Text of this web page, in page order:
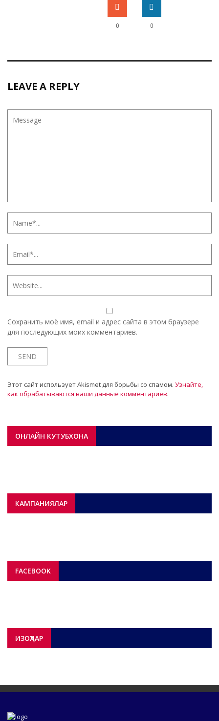
0 0
LEAVE A REPLY
Сохранить моё имя, email и адрес сайта в этом браузере
для последующих моих комментариев.
Этот сайт использует Akismet для борьбы со спамом. Узнайте,
как обрабатываются ваши данные комментариев.
ОНЛАЙН КУТУБХОНА
КАМПАНИЯЛАР
FACEBOOK
ИЗОҲЛАР